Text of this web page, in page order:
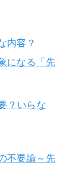
内容？
になる「先
？いらな
不要論～先